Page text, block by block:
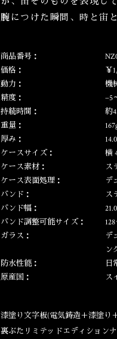
腕につけた瞬間、時と宙
商品番号：
価格：
￥
動力：
機
精度：
−5
持続時間：
約
重量：
厚み：
ケースサイズ：
横
ケース素材：
ス
ケース表面処理：
デ
バンド：
ス
バンド幅：
バンド調整可能サイズ：
ガラス：
デ
ン
防水性能：
日
原産国：
ス
漆塗り文字板(電気鋳造＋漆塗り
裏ぶたリミテッドエディション